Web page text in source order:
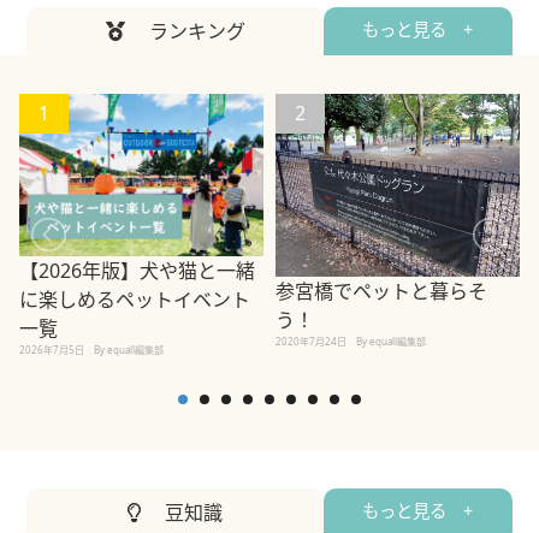
ランキング もっと見る +
1
【2026年版】犬や猫と一緒
に楽しめるペットイベント
一覧
2026年7月5日 By equall編集部
2
参宮橋でペットと暮らそ
う！
2020年7月24日 By equall編集部
豆知識 もっと見る +